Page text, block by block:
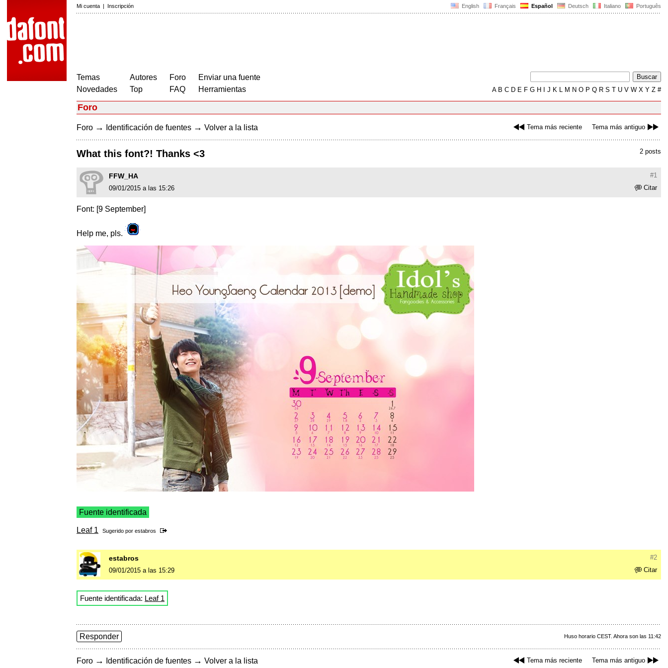
English Français Español Deutsch Italiano Português
Mi cuenta | Inscripción
Temas
Novedades
Autores
Top
Foro
FAQ
Enviar una fuente
Herramientas
AB C D E F G H J K L M N O P Q R S T U V W X Y Z #
Foro
Tema más reciente Tema más antiguo
Foro → Identificación de fuentes → Volver a la lista
2 posts
What this font?! Thanks <3
#1
FFW_HA
Citar
09/01/2015 a las 15:26
Font: [9 September]
Help me, pls.
Fuente identificada
Leaf 1 Sugerido por estabros
#2
estabros
Citar
09/01/2015 a las 15:29
Fuente identificada: Leaf 1
Huso horario CEST. Ahora son las 11:42
Responder
Tema más reciente Tema más antiguo
Foro → Identificación de fuentes → Volver a la lista